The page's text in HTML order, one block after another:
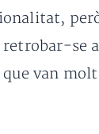
se
van